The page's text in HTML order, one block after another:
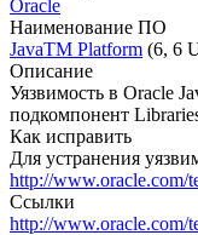
Oracle
Наименование ПО
JavaTM Platform (6, 6
Описание
Уязвимость в Oracle
подкомпонент
Как исправить
Для устранения
http://www.oracle.com/
Ссылки
http://www.oracle.com/